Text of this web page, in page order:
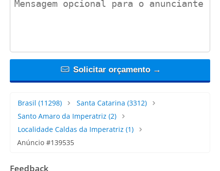
Solicitar orçamento →
Brasil (11298) Santa Catarina (3312)
Santo Amaro da Imperatriz (2)
Localidade Caldas da Imperatriz (1)
Anúncio #139535
Feedback